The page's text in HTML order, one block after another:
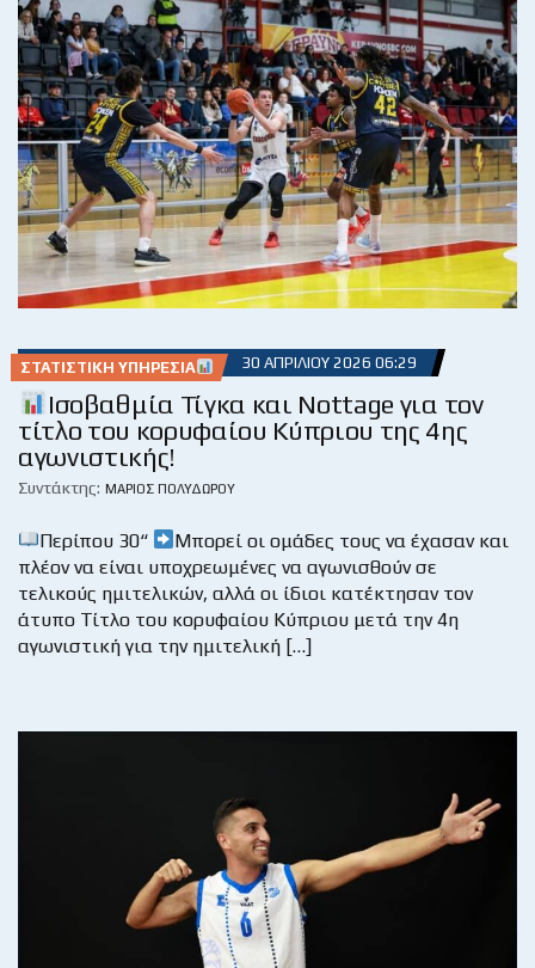
ΣΤΑΤΙΣΤΙΚΉ ΥΠΗΡΕΣΊΑ 30 ΑΠΡΙΛΊΟΥ 2026 06:29
Ισοβαθμία Τίγκα και Nottage για τον
τίτλο του κορυφαίου Κύπριου της 4ης
αγωνιστικής!
Συντάκτης: ΜΆΡΙΟΣ ΠΟΛΥΔΏΡΟΥ
Περίπου 30“
Μπορεί οι ομάδες τους να έχασαν και
πλέον να είναι υποχρεωμένες να αγωνισθούν σε
τελικούς ημιτελικών, αλλά οι ίδιοι κατέκτησαν τον
άτυπο Τίτλο του κορυφαίου Κύπριου μετά την 4η
αγωνιστική για την ημιτελική […]